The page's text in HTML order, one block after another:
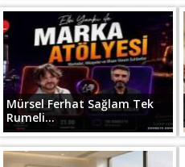
Mürsel Ferhat Sağlam Tek
Rumeli...